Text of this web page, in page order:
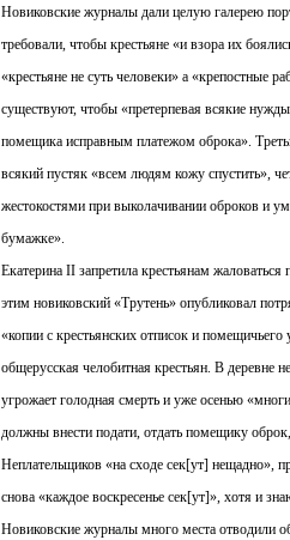
Новиковские журналы дали целую галерею
требовали, чтобы крестьяне «и взора их
«крестьяне не суть человеки» а «крепостные
существуют, чтобы «претерпевая всякие
помещика исправным платежом оброка».
всякий пустяк «всем людям кожу спустить»,
жестокостями при выколачивании оброков и
бумажке».
Екатерина II запретила крестьянам
этим новиковский «Трутень» опубликовал
«копии с крестьянских отписок и помещичьего
общерусская челобитная крестьян. В деревне
угрожает голодная смерть и уже осенью
должны внести подати, отдать помещику
Неплательщиков «на сходе сек[ут] нещадно»,
снова «каждое воскресенье сек[ут]», хотя и
Новиковские журналы много места отводили